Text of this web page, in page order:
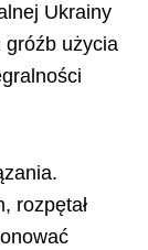
Ukrainy
gróźb użycia
rozpętał